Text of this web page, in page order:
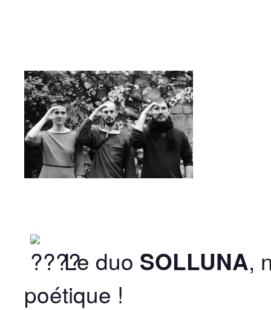
Le duo SOLLUNA,
poétique !